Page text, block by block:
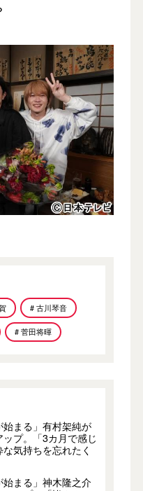
# 古川琴音
# 菅田将暉
始まる」有村架純が
ップ。「3カ月で感じ
気持ちを忘れたく
始まる」神木隆之介